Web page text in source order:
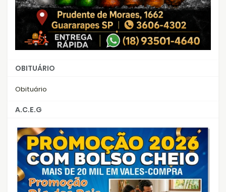
OBITUÁRIO
Obituário
A.C.E.G